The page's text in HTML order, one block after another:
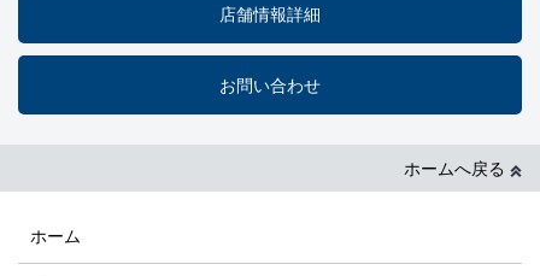
店舗情報詳細
お問い合わせ
ホームへ戻る
ホーム